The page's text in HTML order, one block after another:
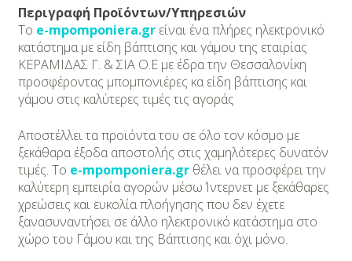
Σπίτι
Παιδικό Δωμάτιο
Deco
Διατροφή-Συνταγές
Συνταγές
Συμβουλές
Διατροφής
Περιγραφή Προϊόντων/Υπηρεσιών
Το e-mpomponiera.gr είναι ένα πλήρες ηλεκτρονικό
κατάστημα με είδη βάπτισης και γάμου της εταιρίας
ΚΕΡΑΜΙΔΑΣ Γ. & ΣΙΑ Ο.Ε με έδρα την Θεσσαλονίκη
προσφέροντας μπομπονιέρες κα είδη βάπτισης και
γάμου στις καλύτερες τιμές τις αγοράς
Αποστέλλει τα προϊόντα του σε όλο τον κόσμο με
ξεκάθαρα έξοδα αποστολής στις χαμηλότερες δυνατόν
τιμές. Το e-mpomponiera.grθέλει να προσφέρει την
καλύτερη εμπειρία αγορών μέσω Ίντερνετ με ξεκάθαρες
χρεώσεις και ευκολία πλοήγησης που δεν έχετε
ξανασυναντήσει σε άλλο ηλεκτρονικό κατάστημα στο
χώρο του Γάμου και της Βάπτισης και όχι μόνο.